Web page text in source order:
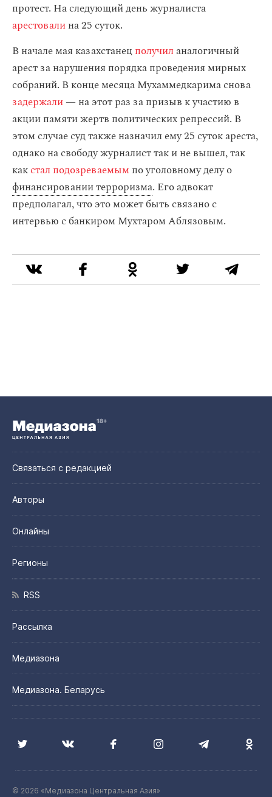
протест. На следующий день журналиста
арестовалина 25 суток.
В начале мая казахстанецполучиланалогичный
арест за нарушения порядка проведения мирных
собраний. В конце месяца Мухаммедкарима снова
задержали— на этот раз за призыв к участию в
акции памяти жертв политических репрессий. В
этом случае суд также назначил ему 25 суток ареста,
однако на свободу журналист так и не вышел, так
какстал подозреваемым по уголовному делу о
финансировании терроризма. Его адвокат
предполагал, что это может быть связано с
интервью с банкиром Мухтаром Аблязовым.
Связаться с редакцией
Авторы
Онлайны
Регионы
RSS
Рассылка
Медиазона
Медиазона. Беларусь
© 2026 «Медиазона Центральная Азия»